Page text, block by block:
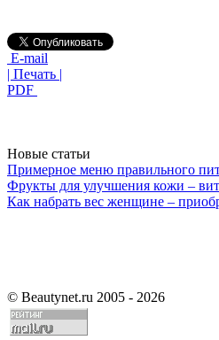
E-mail
| Печать |
PDF
Новые статьи
Примерное меню правильного
Фрукты для улучшения кожи –
Как набрать вес женщине –
© Beautynet.ru 2005 - 2026